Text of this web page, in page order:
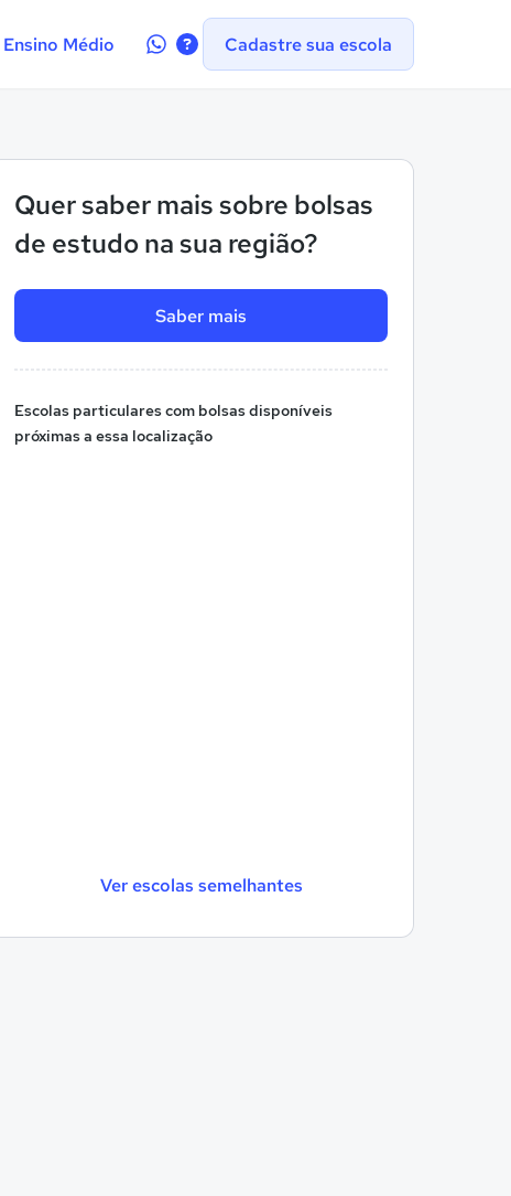
Ensino Médio
Contate-Cadastre sua escola
Quer saber mais sobre bolsas
de estudo na sua região?
Saber mais
Escolas particulares com bolsas disponíveis
próximas a essa localização
Ver escolas semelhantes